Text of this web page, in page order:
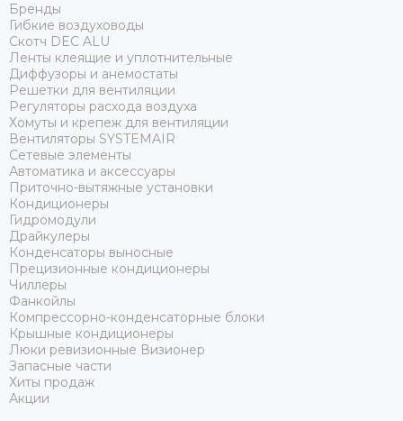
Бренды
Гибкие воздуховоды
Скотч DEC ALU
Ленты клеящие и уплотнительные
Диффузоры и анемостаты
Решетки для вентиляции
Регуляторы расхода воздуха
Хомуты и крепеж для вентиляции
Вентиляторы SYSTEMAIR
Сетевые элементы
Автоматика и аксессуары
Приточно-вытяжные установки
Кондиционеры
Гидромодули
Драйкулеры
Конденсаторы выносные
Прецизионные кондиционеры
Чиллеры
Фанкойлы
Компрессорно-конденсаторные блоки
Крышные кондиционеры
Люки ревизионные Визионер
Запасные части
Хиты продаж
Акции